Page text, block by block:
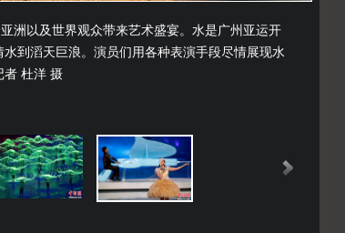
洲以及世界观众带来艺术盛宴。水是广州亚运开
到滔天巨浪。演员们用各种表演手段尽情展现水
者 杜洋 摄